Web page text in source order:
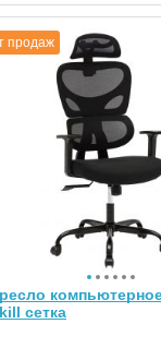
продаж
сетка